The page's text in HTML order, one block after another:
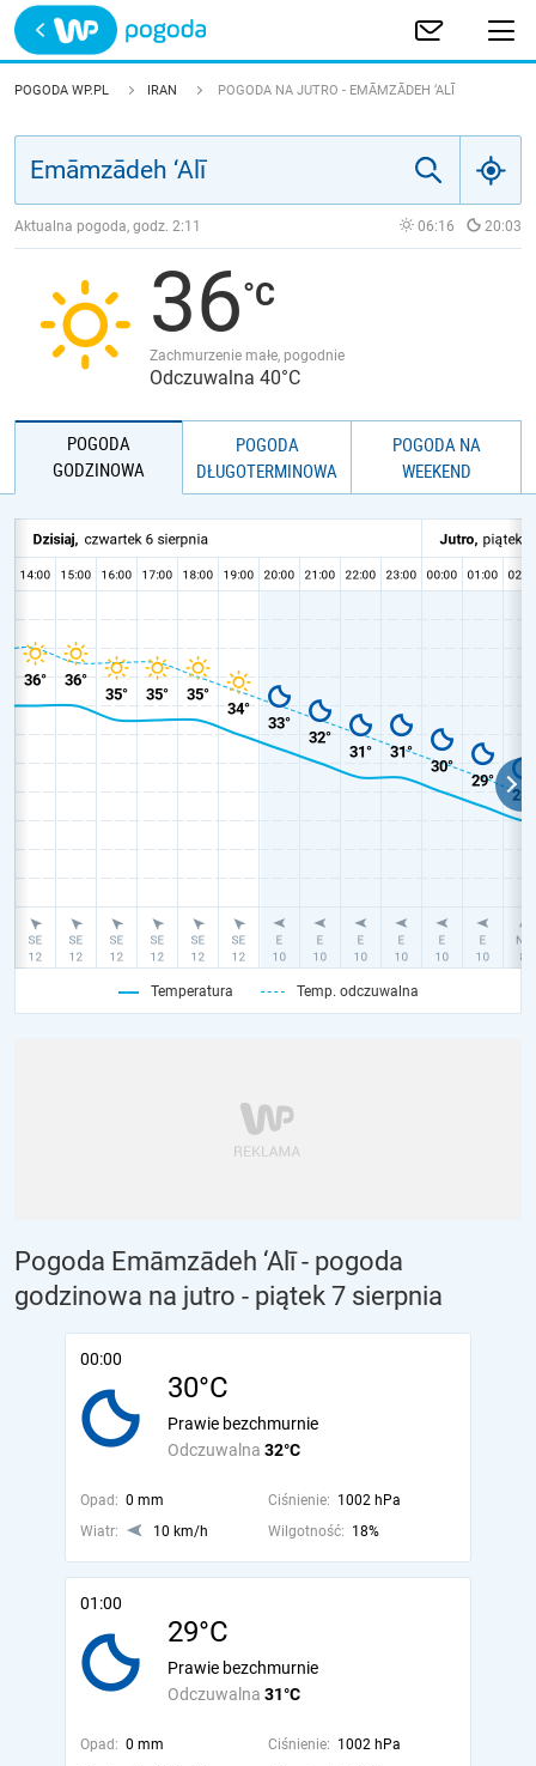
Trwa ładowanie
POLSKA
JAKOŚĆ POWIETRZA
POGODA WP.PL IRAN POGODA NA JUTRO - EMĀMZĀDEH ‘ALĪ
Aktualna pogoda, godz. 2:11 06:16 20:03
36
Zachmurzenie małe, pogodnie
Odczuwalna 40°C
POGODA
GODZINOWA
POGODA
DŁUGOTERMINOWA
POGODA NA
WEEKEND
Temperatura Temp. odczuwalna
Pogoda Emāmzādeh ‘Alī - pogoda
godzinowa na jutro - piątek 7 sierpnia
00:00
30°C
Odczuwalna 32°C
Prawie bezchmurnie
Opad: 0 mm Ciśnienie: 1002 hPa
Wiatr:
10 km/h Wilgotność: 18%
01:00
29°C
Odczuwalna 31°C
Prawie bezchmurnie
Opad: 0 mm Ciśnienie: 1002 hPa